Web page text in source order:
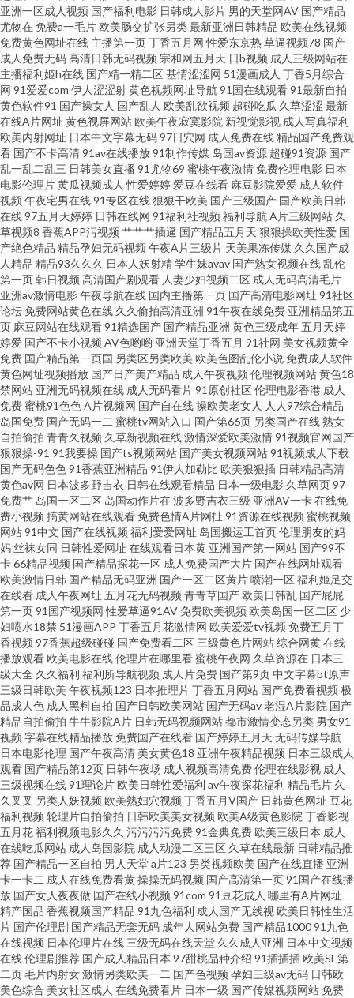
线天堂9 丁香AV偷拍伦理电影 蜜桃久草 1024老司机看片 91在线鲁 国产在线
色情 亚洲人妻中出 www91在线天堂 青娱乐99最新网址 91精选变态直播 狠狠
爽爽综合网 日韩伦理在线观看 91TS人妖另类 92精品福利在线 日韩三级在线
资源 91视频导航 久草免费资源 五月丁香一区二区 91喷浆 国产午夜福利网一
二区 日韩国产毛片 91传播媒免费入口 www俺去也 色AV影音先锋 91婷婷和
老湿啪啪怕怕抽 亚洲aa 91视频人人做97 黄色色情软件 日韩午夜精品 91福利
视频免费观看 福利在线aa 伊人青青大香蕉艹 东方av天堂 欧美色逼综合 91久
久人人操人妻 丁香花社区在线资源 欧美人妖A片免费看 1024国产视频 97国
产精品视频在线 色欲AV网站网址 91在线视频国产在线 日韩123区 91传媒免
费网站 成人做爱在线 欧美日韩特级特黄 51大神酒店开房探花 久久男人网 91
成人熟女网 亚洲精品日韩中文字幕 av资源先锋乱 久久亚洲成人 香蕉超碰人
妻AV 91午夜福利免费 黑丝美女9178 深夜免费网站 成人性交免费在线观看 无
码中文字幕日韩专区 不卡影院老女人 男女互操 91福利论坛在线观看 传媒导
航福利 免费精品av网站 91全操 麻豆专区免费观看 亚洲色图国产精品 国产av
丝袜 日美女bb 91探花在线视频 黄色91视频 丝袜人妻一二区 91内射白虎白丝
国产黑丝一区 91浏览网页版豆花 美日老女人BB 91探花传媒网站 黄色A片视
频的天堂 手机在线观看殴美三 91在线免费观看蜜臀 久草免费福利资源 91日
韩永久 免费日韩特黄 久久大黄视频网站 亚洲国产日韩欧美综合 福利嫂导航
日韩福利大片 91羞羞视频 九一色交 午夜精品久久精品 国产午夜久久 91ri国
产精品视频 狠狠亚洲欧美日韩 影音先锋四虎影院 AV操B 美女视频九一86av
影音先锋资av av爱福利 先锋亚洲AV 国产51视频 国产传媒自拍 影音先锋成人
电影 岛国动作片 欧美做aⅰ视频 91看片在线 久肏肏肏 亚洲色欲在线 97在线资
源站 亚洲五月色播综合网 国模91 五月天成人网 91视频线上免费观看 精品人
妻乱码一区二区 性爱AV影院 91制片厂东京热 麻豆91红果果冻天美 在线国产
91 国内性交肏屄视频 五月婷影院 91污一区二区 久久嫩草精品精品 亚洲五月
亚洲一区成人视频 国产福利电影 日韩成人影片 男的天堂网AV 国产精品
尤物在免费a一毛片欧美肠交扩张另类最新亚洲日韩精品 欧美在线视频
免费黄色网址在线 主播第一页丁香五月网 性爱东京热草逼视频78 国产
成人免费无码高清日韩无码视频 宗和网五月天 日b视频 成人三级网站在
主播福利姬h在线 国产精一精二区基情涩涩网 51漫画成人 丁香5月综合
网 91爱爱com 伊人涩涩射黄色视频网址导航 91国在线观看91最新自拍
黄色软件91 国产操女人 国产乱人 欧美乱欲视频 超碰吃瓜 久草涩涩 最新
在线A片网址 黄色视屏网站欧美午夜寂寞影院 新视觉影视 成人写真福利
欧美内射网址 日本中文字幕无码97日穴网 成人免费在线精品国产免费观
看 国产不卡高清91av在线播放91制作传媒 岛国av资源 超碰91资源 国产
乱一乱二乱三 日韩美女直播 91尤物69 蜜桃午夜激情免费伦理电影 日本
电影伦理片黄瓜视频成人 性爱婷婷 爱豆在线看 麻豆影院爱爱 成人软件
视频 午夜宅男在线91专区在线狠狠干欧美 国产三级国产 国产欧美日韩
在线97五月天婷婷 日韩在线网 91福利社视频 福利导航 A片三级网站 久
草视频8 香蕉APP污视频 艹艹艹插逼 国产精品五月天 狠狠操欧美性爱 国
产绝色精品 精品孕妇无码视频 午夜A片三级片 天美果冻传媒 久久国产成
人精品 精品93久久久 日本人妖射精学生妹avav 国产熟女视频在线乱伦
第一页韩日视频 高清国产剧观看 人妻少妇视频二区 成人无码高清毛片
亚洲av激情电影午夜导航在线 国内主播第一页 国产高清电影网址 91社区
论坛免费网站黄色在线 久久偷拍高清亚洲 91午夜在线免费 亚洲精品第五
页 麻豆网站在线观看91精选国产 国产精品亚洲 黄色三级成年 五月天婷
婷爱 国产不卡小视频 AV色哟哟 亚洲天堂丁香五月 91社网 美女视频黄全
免费 国产精品第一页国 另类区另类欧美 欧美色图乱伦小说免费成人软件
黄色网址视频播放 国产日产美产精品 成人午夜视频 伦理视频网站黄色18
禁网站 亚洲无码视频在线 成人无码看片91原创社区伦理电影香港 成人
免费蜜桃91色色A片视频网 国产自在线操欧美老女人 人人97综合精品
岛国免费 国产无码一二 蜜桃tv网站入口 国产第66页 另类国产在线熟女
自拍偷拍 青青久视频 久草新视频在线激情深爱欧美激情91视频官网国产
狠狠操-91 91我要操 国产ts视频网站 国产美女视频网站91视频成人下载
国产无码色色91香蕉亚洲精品 91伊人加勒比 欧美狠狠插 日韩精品高清
黄色av网 日本波多野吉衣 日韩在线观看精品 日本一级电影 久草网页97
免费艹 岛国一区二区 岛国动作片在波多野吉衣三级 亚洲AV一卡在线免
费小视频 搞黄网站在线观看免费色情A片网扯 91资源在线视频 蜜桃视频
网站91中文 国产在线视频 福利爱爱网址 岛国搬运工首页伦理朋友的妈
妈 丝袜女同 日韩性爱网址 在线观看日本黄 亚洲国产第一网站 国产99不
卡66精品视频 国产精品探花一区 成人免费国产大片 国产在线网址观看
欧美激情日韩 国产精品无码亚洲 国产一区二区黄片喷潮一区福利姬足交
在线看 成人午夜网址 五月花无码视频 青青草国产欧美日韩乱 国产屁屁
第一页91国产视频网 性爱草逼91AV免费欧美视频 欧美岛国一区二区 少
妇喷水18禁 51漫画APP 丁香五月花激情网 欧美爱爱tv视频 免费五月丁
香视频 97香蕉超级碰碰 国产免费看二区 三级黄色片网站综合网黄在线
播放观看欧美电影在线伦理片在哪里看蜜桃午夜网 久草资源在 日本三
级大全 久久福利 福利所导航视频 成人片免费 国产第9页中文字幕bt原声
三级日韩欧美 午夜视频123 日本推理片丁香五月网站 国产免费看视频 极
品成人色 成人黑料自拍 国产日韩欧美网站 国产无码av老湿A片影院 国产
精品自拍偷拍 牛牛影院A片 日韩无码视频网站都市激情变态另类 男女91
视频 字幕在线精品播放免费国产在线看 国产婷婷五月天 无码传媒导航
日本电影伦理 国产午夜高清 美女黄色18 亚洲午夜精品视频 日本三级成人
观看 国产精品第12页 日韩午夜场 成人视频高清免费伦理在线影视 成人
三级视频在线91理论片欧美日韩性爱福利 av午夜探花福利 精品毛片 久
久叉叉 另类人妖视频 欧美熟妇穴视频 丁香五月V国产 日韩黄色网址 豆花
福利视频 轮理片自拍偷拍 日韩欧美美女视频 欧美A级黄色影院 丁香影视
五月花福利视频电影久久 污污污污免费91金典免费欧美三级日本 成人
在线吃瓜网站 成人岛国影院 成人动漫二区三区 久草在线最新 日韩精品推
荐 国产精品一区自拍 男人天堂a片123 另类视频欧美 国产在线直播 亚洲
卡一卡二 成人在线免费看黄操操无码视频 国产高清第一页91国产在线播
放 国产女人夜夜做 国产在线小视频 91com 91豆花成人 哪里有A片网址
精产国品 香蕉视频国产精品 91九色福利 成人国产无线视欧美日韩性生活
片 国产伦理剧 国产精品无套无码 成年人网站免费 国产精品100091九色
在线视频 日本伦理片在线 三级无码在线天堂 久久成人亚洲 日本中文视频
在线伦理剧推荐 国产成人精品日本 97甜桃品种介绍 91插插插欧美SE第
二页毛片内射女激情另类欧美一二 国产色视频 孕妇三级av无码 日韩欧
美色综合 美女社区成人 在线免费看片 日本一级 国产传媒视频网站免费